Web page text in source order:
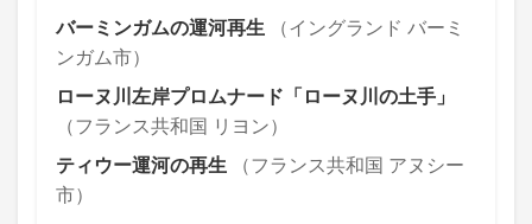
バーミンガムの運河再生
（イングランド バーミ
ンガム市）
ローヌ川左岸プロムナード「ローヌ川の土手」
（フランス共和国 リヨン）
ティウー運河の再生
（フランス共和国 アヌシー
市）